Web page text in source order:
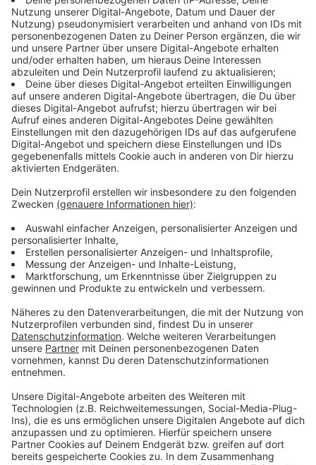
seit Januar. Vier Gruppen werden dort betreut. Im Jahr
2019 war die Kita nach einer Brandstiftung völlig
ausgebrannt. Mehr als 80 Kinder wurden anschließend
in einem Provisorium aus Containern betreut. Für die
Brandstiftung waren zwei Heranwachsende zu
Gefängnisstrafen verurteilt worden. Sie hatten
angegeben, in die Kita eingebrochen zu sein, um
Wertsachen zu stehlen. Das Feuer hätten sie gelegt,
um Spuren zu verwischen.
Haushaltssicherungskonzept für Mettmann
Die Stadt Mettmann muss sparen. Dafür kommt jetzt
ein Haushaltssicherungskonzept. Im aktuellen
Haushaltsplan klafft ein Defizit von 11,7 Millionen Euro
- und für die nächsten Jahre sieht es nicht besser aus.
bekommen, sollen jetzt alle Baumaßnahmen auf den
Prüfstand. Es gelte der Leitsatz "so viel wie nötig, so
wenig wie möglich", heißt es von der Stadt Mettmann.
Eine andere Möglichkeit hat sie aber auch nicht, wenn
Haushaltsplanentwurf geht jetzt durch die
Mettmanner Ausschüsse und wird dann am 25. Juni
final im Rat besprochen und verabschiedet.